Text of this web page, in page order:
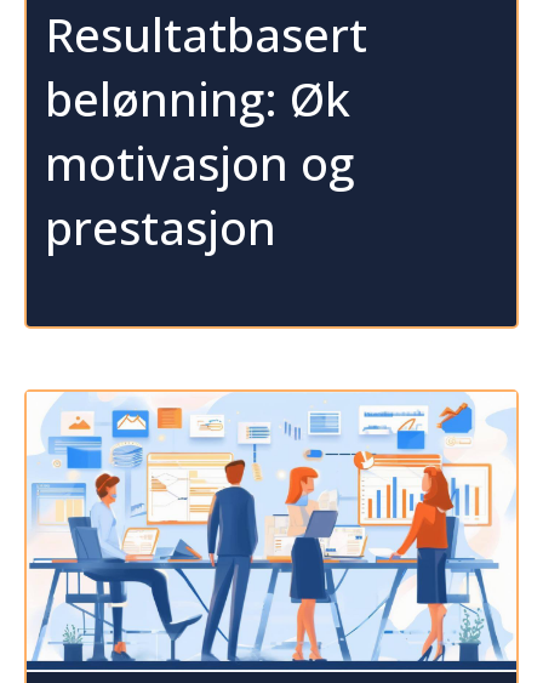
Resultatbasert
belønning: Øk
motivasjon og
prestasjon